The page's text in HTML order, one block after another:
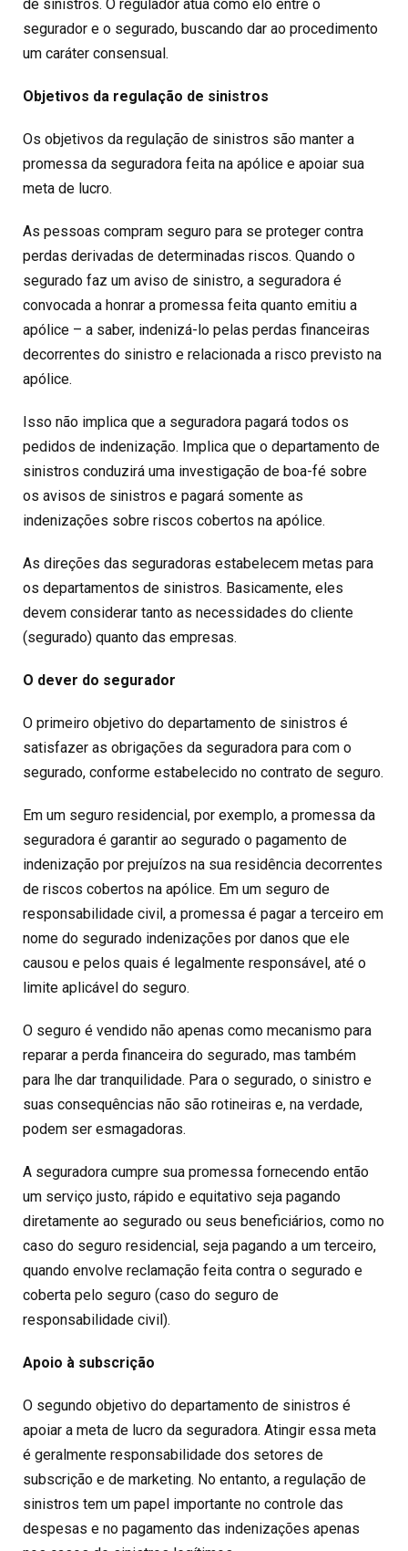
de sinistros. O regulador atua como elo entre o
segurador e o segurado, buscando dar ao procedimento
um caráter consensual.
Objetivos da regulação de sinistros
Os objetivos da regulação de sinistros são manter a
promessa da seguradora feita na apólice e apoiar sua
meta de lucro.
As pessoas compram seguro para se proteger contra
perdas derivadas de determinadas riscos. Quando o
segurado faz um aviso de sinistro, a seguradora é
convocada a honrar a promessa feita quanto emitiu a
apólice – a saber, indenizá-lo pelas perdas financeiras
decorrentes do sinistro e relacionada a risco previsto na
apólice.
Isso não implica que a seguradora pagará todos os
pedidos de indenização. Implica que o departamento de
sinistros conduzirá uma investigação de boa-fé sobre
os avisos de sinistros e pagará somente as
indenizações sobre riscos cobertos na apólice.
As direções das seguradoras estabelecem metas para
os departamentos de sinistros. Basicamente, eles
devem considerar tanto as necessidades do cliente
(segurado) quanto das empresas.
O dever do segurador
O primeiro objetivo do departamento de sinistros é
satisfazer as obrigações da seguradora para com o
segurado, conforme estabelecido no contrato de seguro.
Em um seguro residencial, por exemplo, a promessa da
seguradora é garantir ao segurado o pagamento de
indenização por prejuízos na sua residência decorrentes
de riscos cobertos na apólice. Em um seguro de
responsabilidade civil, a promessa é pagar a terceiro em
nome do segurado indenizações por danos que ele
causou e pelos quais é legalmente responsável, até o
limite aplicável do seguro.
O seguro é vendido não apenas como mecanismo para
reparar a perda financeira do segurado, mas também
para lhe dar tranquilidade. Para o segurado, o sinistro e
suas consequências não são rotineiras e, na verdade,
podem ser esmagadoras.
A seguradora cumpre sua promessa fornecendo então
um serviço justo, rápido e equitativo seja pagando
diretamente ao segurado ou seus beneficiários, como no
caso do seguro residencial, seja pagando a um terceiro,
quando envolve reclamação feita contra o segurado e
coberta pelo seguro (caso do seguro de
responsabilidade civil).
Apoio à subscrição
O segundo objetivo do departamento de sinistros é
apoiar a meta de lucro da seguradora. Atingir essa meta
é geralmente responsabilidade dos setores de
subscrição e de marketing. No entanto, a regulação de
sinistros tem um papel importante no controle das
despesas e no pagamento das indenizações apenas